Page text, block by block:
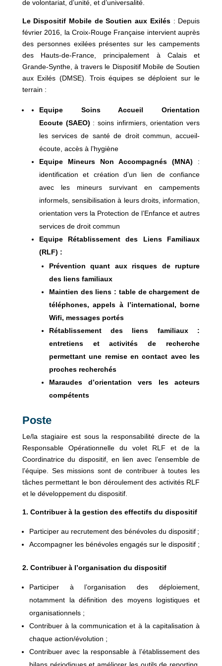
de volontariat, d’unité, et d’universalité.
Le Dispositif Mobile de Soutien aux Exilés: Depuis
février 2016, la Croix-Rouge Française intervient auprès
des personnes exilées présentes sur les campements
des Hauts-de-France, principalement à Calais et
Grande-Synthe, à travers le Dispositif Mobile de Soutien
aux Exilés (DMSE). Trois équipes se déploient sur le
terrain :
Equipe Soins Accueil Orientation
Ecoute (SAEO) : soins infirmiers, orientation vers
les services de santé de droit commun, accueil-
écoute, accès à l’hygiène
Equipe Mineurs Non Accompagnés (MNA) :
identification et création d’un lien de confiance
avec les mineurs survivant en campements
informels, sensibilisation à leurs droits, information,
orientation vers la Protection de l’Enfance et autres
services de droit commun
Equipe Rétablissement des Liens Familiaux
(RLF) :
Prévention quant aux risques de rupture
des liens familiaux
Maintien des liens : table de chargement de
téléphones, appels à l’international, borne
Wifi, messages portés
Rétablissement des liens familiaux :
entretiens et activités de recherche
permettant une remise en contact avec les
proches recherchés
Maraudes d’orientation vers les acteurs
compétents
Poste
Le/la stagiaire est sous la responsabilité directe de la
Responsable Opérationnelle du volet RLF et de la
Coordinatrice du dispositif, en lien avec l’ensemble de
l’équipe. Ses missions sont de contribuer à toutes les
tâches permettant le bon déroulement des activités RLF
et le développement du dispositif.
1. Contribuer à la gestion des effectifs du dispositif
Participer au recrutement des bénévoles du dispositif ;
Accompagner les bénévoles engagés sur le dispositif ;
2. Contribuer à l’organisation du dispositif
Participer à l’organisation des déploiement,
notamment la définition des moyens logistiques et
organisationnels ;
Contribuer à la communication et à la capitalisation à
chaque action/évolution ;
Contribuer avec la responsable à l’établissement des